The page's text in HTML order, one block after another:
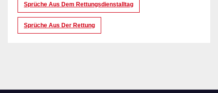
Sprüche Aus Dem Rettungsdienstalltag
Sprüche Aus Der Rettung